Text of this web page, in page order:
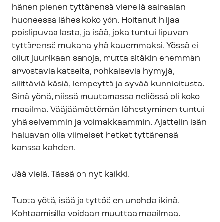
hänen pienen tyttärensä vierellä sairaalan
huoneessa lähes koko yön. Hoitanut hiljaa
poislipuvaa lasta, ja isää, joka tuntui lipuvan
tyttärensä mukana yhä kauemmaksi. Yössä ei
ollut juurikaan sanoja, mutta sitäkin enemmän
arvostavia katseita, rohkaisevia hymyjä,
silittäviä käsiä, lempeyttä ja syvää kunnioitusta.
Sinä yönä, niissä muutamassa neliössä oli koko
maailma. Vääjäämättömän lähestyminen tuntui
yhä selvemmin ja voimakkaammin. Ajattelin isän
haluavan olla viimeiset hetket tyttärensä
kanssa kahden.
Jää vielä. Tässä on nyt kaikki.
Tuota yötä, isää ja tyttöä en unohda ikinä.
Kohtaamisilla voidaan muuttaa maailmaa.